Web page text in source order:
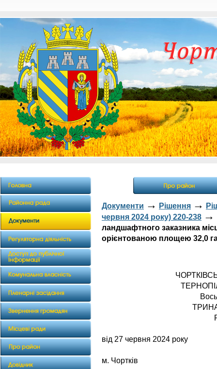
Документи → Рішення →
червня 2024 року) 220-238 →
ландшафтного заказника
орієнтованою площею 32,0
від 27 червня 2024 року
м. Чортків